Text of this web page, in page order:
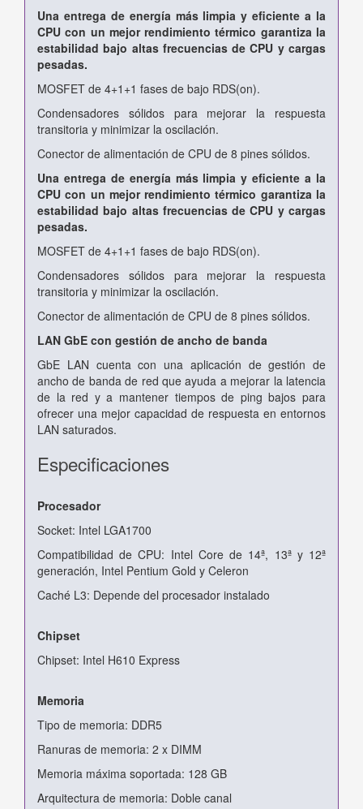
Una entrega de energía más limpia y eficiente a la
CPU con un mejor rendimiento térmico garantiza la
estabilidad bajo altas frecuencias de CPU y cargas
pesadas.
MOSFET de 4+1+1 fases de bajo RDS(on).
Condensadores sólidos para mejorar la respuesta
transitoria y minimizar la oscilación.
Conector de alimentación de CPU de 8 pines sólidos.
Una entrega de energía más limpia y eficiente a la
CPU con un mejor rendimiento térmico garantiza la
estabilidad bajo altas frecuencias de CPU y cargas
pesadas.
MOSFET de 4+1+1 fases de bajo RDS(on).
Condensadores sólidos para mejorar la respuesta
transitoria y minimizar la oscilación.
Conector de alimentación de CPU de 8 pines sólidos.
LAN GbE con gestión de ancho de banda
GbE LAN cuenta con una aplicación de gestión de
ancho de banda de red que ayuda a mejorar la latencia
de la red y a mantener tiempos de ping bajos para
ofrecer una mejor capacidad de respuesta en entornos
LAN saturados.
Especificaciones
Procesador
Socket: Intel LGA1700
Compatibilidad de CPU: Intel Core de 14ª, 13ª y 12ª
generación, Intel Pentium Gold y Celeron
Caché L3: Depende del procesador instalado
Chipset
Chipset: Intel H610 Express
Memoria
Tipo de memoria: DDR5
Ranuras de memoria: 2 x DIMM
Memoria máxima soportada: 128 GB
Arquitectura de memoria: Doble canal